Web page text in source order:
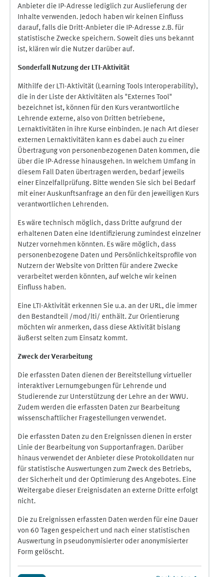
Anbieter die IP-Adresse lediglich zur Auslieferung der
Inhalte verwenden. Jedoch haben wir keinen Einfluss
darauf, falls die Dritt-Anbieter die IP-Adresse z.B. für
statistische Zwecke speichern. Soweit dies uns bekannt
ist, klären wir die Nutzer darüber auf.
Sonderfall Nutzung der LTI-Aktivität
Mithilfe der LTI-Aktivität (Learning Tools Interoperability),
die in der Liste der Aktivitäten als "Externes Tool"
bezeichnet ist, können für den Kurs verantwortliche
Lehrende externe, also von Dritten betriebene,
Lernaktivitäten in ihre Kurse einbinden. Je nach Art dieser
externen Lernaktivitäten kann es dabei auch zu einer
Übertragung von personenbezogenen Daten kommen, die
über die IP-Adresse hinausgehen. In welchem Umfang in
diesem Fall Daten übertragen werden, bedarf jeweils
einer Einzelfallprüfung. Bitte wenden Sie sich bei Bedarf
mit einer Auskunftsanfrage an den für den jeweiligen Kurs
verantwortlichen Lehrenden.
Es wäre technisch möglich, dass Dritte aufgrund der
erhaltenen Daten eine Identifizierung zumindest einzelner
Nutzer vornehmen könnten. Es wäre möglich, dass
personenbezogene Daten und Persönlichkeitsprofile von
Nutzern der Website von Dritten für andere Zwecke
verarbeitet werden könnten, auf welche wir keinen
Einfluss haben.
Eine LTI-Aktivität erkennen Sie u.a. an der URL, die immer
den Bestandteil /mod/lti/ enthält. Zur Orientierung
möchten wir anmerken, dass diese Aktivität bislang
äußerst selten zum Einsatz kommt.
Zweck der Verarbeitung
Die erfassten Daten dienen der Bereitstellung virtueller
interaktiver Lernumgebungen für Lehrende und
Studierende zur Unterstützung der Lehre an der WWU.
Zudem werden die erfassten Daten zur Bearbeitung
wissenschaftlicher Fragestellungen verwendet.
Die erfassten Daten zu den Ereignissen dienen in erster
Linie der Bearbeitung von Supportanfragen. Darüber
hinaus verwendet der Anbieter diese Protokolldaten nur
für statistische Auswertungen zum Zweck des Betriebs,
der Sicherheit und der Optimierung des Angebotes. Eine
Weitergabe dieser Ereignisdaten an externe Dritte erfolgt
nicht.
Die zu Ereignissen erfassten Daten werden für eine Dauer
von 60 Tagen gespeichert und nach einer statistischen
Auswertung in pseudonymisierter oder anonymisierter
Form gelöscht.